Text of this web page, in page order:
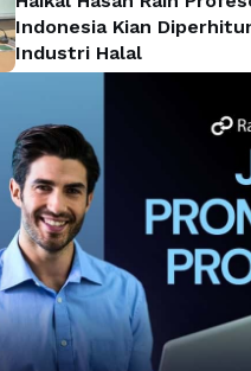
Indonesia Kian
Industri Halal